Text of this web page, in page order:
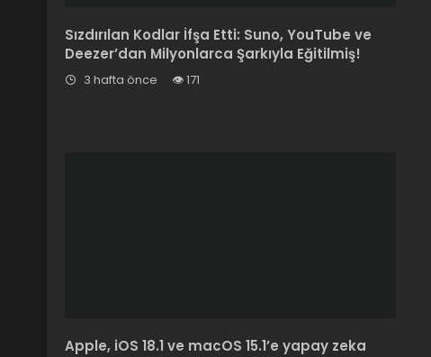
Sızdırılan Kodlar İfşa Etti: Suno, YouTube ve
Deezer’dan Milyonlarca Şarkıyla Eğitilmiş!
3 hafta önce 171
Apple, iOS 18.1 ve macOS 15.1’e yapay zeka